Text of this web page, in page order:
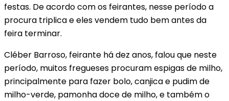
festas. De acordo com os feirantes, nesse período a
procura triplica e eles vendem tudo bem antes da
feira terminar.
Cléber Barroso, feirante há dez anos, falou que neste
período, muitos fregueses procuram espigas de milho,
principalmente para fazer bolo, canjica e pudim de
milho-verde, pamonha doce de milho, e também o